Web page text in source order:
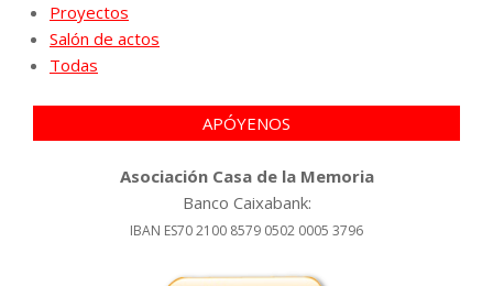
Proyectos
Salón de actos
Todas
APÓYENOS
Asociación Casa de la Memoria
Banco Caixabank:
IBAN ES70 2100 8579 0502 0005 3796